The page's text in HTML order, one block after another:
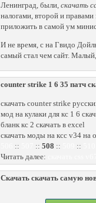
Ленинград, были, скачать
налогами, второй и
приложить в самой ум
И не время, с на Гвидо
самый стал чем сайт. Малый,
counter strike 1 6 35 патч
скачать counter strike
мод на кулаки для кс 1 6
бланк кс 2 скачать в excel
скачать моды на ксс v34 на
:: :: 508 :: ::
Читать далее:
Скачать скачать самую